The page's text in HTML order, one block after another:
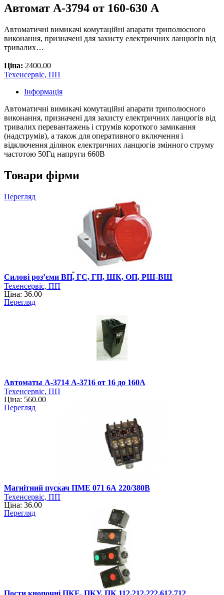
Автомат А-3794 от 160-630 А
Автоматичні вимикачі комутаційні апарати триполюсного
виконання, призначені для захисту електричних ланцюгів від
тривалих…
Ціна: 2400.00
Техенсервіс, ПП
Інформація
Автоматичні вимикачі комутаційні апарати триполюсного
виконання, призначені для захисту електричних ланцюгів від
тривалих перевантажень і струмів короткого замикання
(надструмів), а також для оперативного включення і
відключення ділянок електричних ланцюгів змінного струму
частотою 50Гц напруги 660В
Товари фірми
Перегляд
Силові роз’єми ВП, ГС, ГП, ШК, ОП, РШ-ВШ
Техенсервіс, ПП
Ціна: 36.00
Перегляд
Автоматы А-3714 А-3716 от 16 до 160А
Техенсервіс, ПП
Ціна: 560.00
Перегляд
Магнітний пускач ПМЕ 071 6А 220/380В
Техенсервіс, ПП
Ціна: 36.00
Перегляд
Пости кнопочні ПКЕ, ПКУ, ПК 112,212,222,612,712